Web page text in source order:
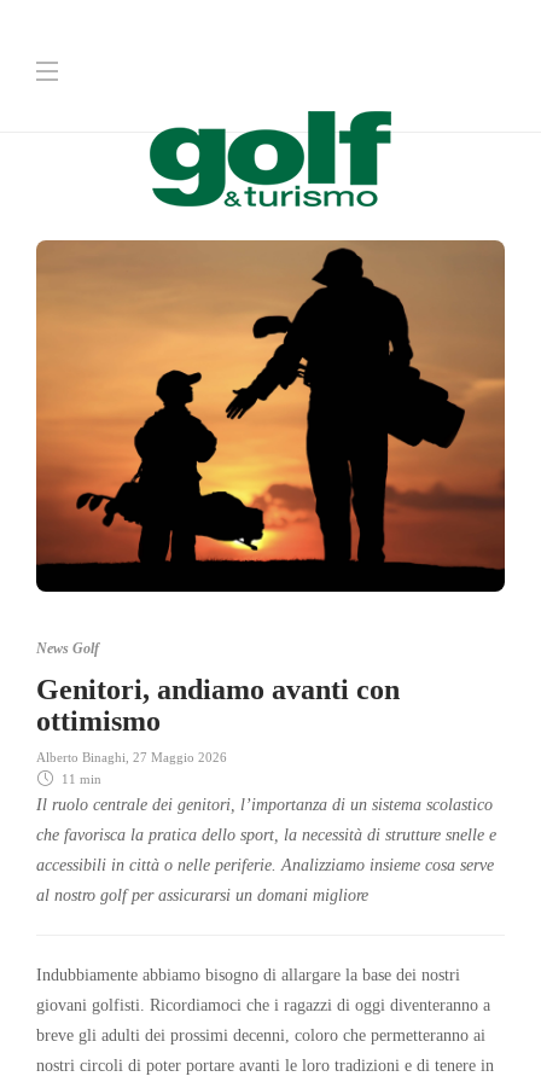
News Golf
Genitori, andiamo avanti con
ottimismo
Alberto Binaghi 27 Maggio 2026
11 min
Il ruolo centrale dei genitori, l’importanza di un sistema scolastico
che favorisca la pratica dello sport, la necessità di strutture snelle e
accessibili in città o nelle periferie. Analizziamo insieme cosa serve
al nostro golf per assicurarsi un domani migliore
Indubbiamente abbiamo bisogno di allargare la base dei nostri
giovani golfisti. Ricordiamoci che i ragazzi di oggi diventeranno a
breve gli adulti dei prossimi decenni, coloro che permetteranno ai
nostri circoli di poter portare avanti le loro tradizioni e di tenere in